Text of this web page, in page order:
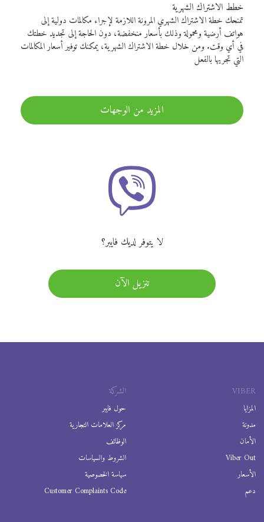
خطط الاشتراك الشهرية
تمنحك خطة الاشتراك الشهري المرونة اللازمة لإجراء مكالمات دولية إلى
هواتف أرضية ومحمولة وذلك بأسعار منخفضة، دون الحاجة إلى تجديد خطتك
في أي وقت. ومن خلال خطة الاشتراك الشهرية، يمكنك توفير أسعار المكالمات
التي تجريها بالفعل
المزيد من الوجهات
لا يتوفر لديك فايبر؟
تنزيل الآن
VIBER
المزايا
مدونة
الأمان
Viber Out
الأسعار
دعم
الشركة
حول فايبر
مركز العلامات التجارية
الوظائف
الشروط والسياسات
سياسة الخصوصية
Customer Complaints Code